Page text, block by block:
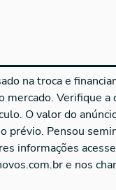
na troca e
mercado. Verifique a
O valor do
prévio. Pensou
informações
e nos